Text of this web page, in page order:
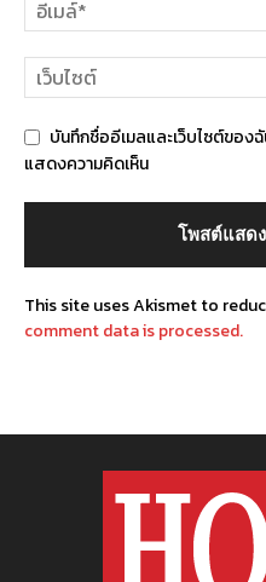
บันทึกชื่ออีเมลและเว็บไซต์ของ
แสดงความคิดเห็น
This site uses Akismet to
comment data is processed.